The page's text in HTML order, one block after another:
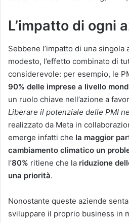
L’impatto di ogni
Sebbene l’impatto di una singola
modesto, l’effetto combinato di
considerevole: per esempio, le
90% delle imprese a livello
un ruolo chiave nell’azione a
Liberare il potenziale delle PMI
realizzato da Meta in
emerge infatti che la maggior
cambiamento climatico un
l’80% ritiene che la riduzione
una priorità.
Nonostante queste aziende
sviluppare il proprio business in